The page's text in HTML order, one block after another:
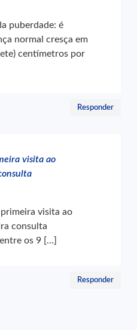
puberdade: é
normal cresça em
centímetros por
Responder
visita ao
visita ao
consulta
os 9 […]
Responder